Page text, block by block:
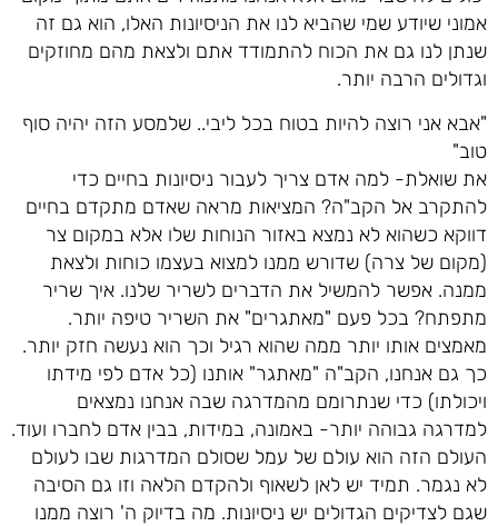
אמוני שיודע שמי שהביא לנו את הניסיונות האלו, הוא גם זה
שנתן לנו גם את הכוח להתמודד אתם ולצאת מהם מחוזקים
וגדולים הרבה יותר.
"אבא אני רוצה להיות בטוח בכל ליבי.. שלמסע הזה יהיה סוף
טוב"
את שואלת- למה אדם צריך לעבור ניסיונות בחיים כדי
להתקרב אל הקב"ה? המציאות מראה שאדם מתקדם בחיים
דווקא כשהוא לא נמצא באזור הנוחות שלו אלא במקום צר
(מקום של צרה) שדורש ממנו למצוא בעצמו כוחות ולצאת
ממנה. אפשר להמשיל את הדברים לשריר שלנו. איך שריר
מתפתח? בכל פעם "מאתגרים" את השריר טיפה יותר.
מאמצים אותו יותר ממה שהוא רגיל וכך הוא נעשה חזק יותר.
כך גם אנחנו, הקב"ה "מאתגר" אותנו (כל אדם לפי מידתו
ויכולתו) כדי שנתרומם מהמדרגה שבה אנחנו נמצאים
למדרגה גבוהה יותר- באמונה, במידות, בבין אדם לחברו ועוד.
העולם הזה הוא עולם של עמל שסולם המדרגות שבו לעולם
לא נגמר. תמיד יש לאן לשאוף ולהקדם הלאה וזו גם הסיבה
שגם לצדיקים הגדולים יש ניסיונות. מה בדיוק ה' רוצה ממנו